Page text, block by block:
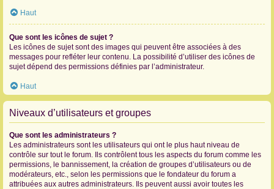
Haut
Que sont les icônes de sujet ?
Les icônes de sujet sont des images qui peuvent être associées à des
messages pour refléter leur contenu. La possibilité d’utiliser des icônes de
sujet dépend des permissions définies par l’administrateur.
Haut
Niveaux d’utilisateurs et groupes
Que sont les administrateurs ?
Les administrateurs sont les utilisateurs qui ont le plus haut niveau de
contrôle sur tout le forum. Ils contrôlent tous les aspects du forum comme les
permissions, le bannissement, la création de groupes d’utilisateurs ou de
modérateurs, etc., selon les permissions que le fondateur du forum a
attribuées aux autres administrateurs. Ils peuvent aussi avoir toutes les